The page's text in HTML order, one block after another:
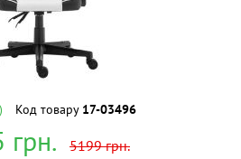
Код товару 17-03496
грн. 5199грн.